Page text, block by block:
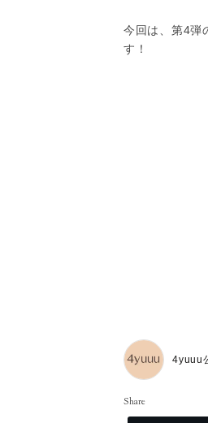
今回は、第4弾
す！
4yuuu
Share